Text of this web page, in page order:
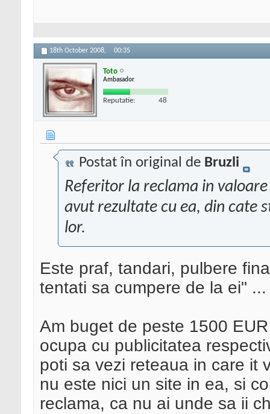
18th October 2008, 00:35
Toto
Ambasador
Reputatie: 48
Postat în original de Bruzli
Referitor la reclama in
avut rezultate cu ea, din cate
lor.
Este praf, tandari, pulbere
tentati sa cumpere de la ei" ...
Am buget de peste 1500
ocupa cu publicitatea
poti sa vezi reteaua in care it
nu este nici un site in ea, si
reclama, ca nu ai unde sa ii